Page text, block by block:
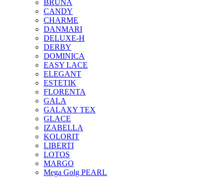
BRUNA
CANDY
CHARME
DANMARI
DELUXE-H
DERBY
DOMINICA
EASY LACE
ELEGANT
ESTETIK
FLORENTA
GALA
GALAXY TEX
GLACE
IZABELLA
KOLORIT
LIBERTI
LOTOS
MARGO
Mega Golg PEARL